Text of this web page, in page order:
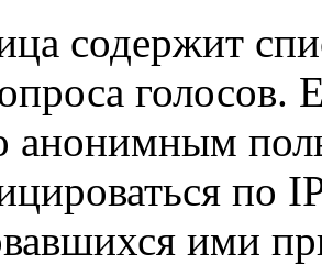
содержит
голосов.
анонимным
по
ими